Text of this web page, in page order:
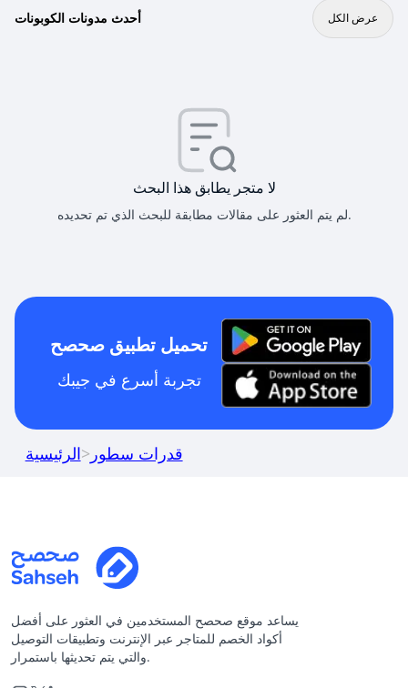
أحدث مدونات الكوبونات عرض الكل
لا متجر يطابق هذا البحث
لم يتم العثور على مقالات مطابقة للبحث الذي تم تحديده.
تحميل تطبيق صحصح
تجربة أسرع في جيبك
الرئيسية> قدرات سطور
يساعد موقع صحصح المستخدمين في العثور على أفضل
أكواد الخصم للمتاجر عبر الإنترنت وتطبيقات التوصيل
والتي يتم تحديثها باستمرار.